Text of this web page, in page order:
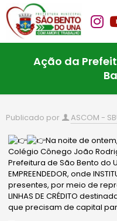
Ação da
Publicado por ASCOM -
Na noite de
Colégio Cônego João
Prefeitura de São Bento do
EMPREENDEDOR, onde
presentes, por meio de
LINHAS DE CRÉDITO
que precisam de capital